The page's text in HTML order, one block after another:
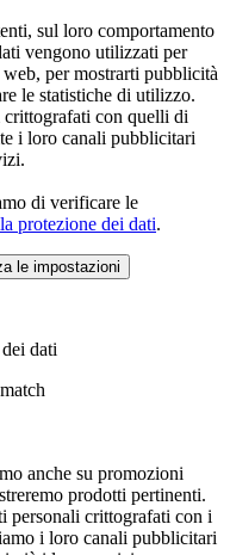
sul loro comportamento
vengono utilizzati per
per mostrarti pubblicità
le statistiche di utilizzo.
con quelli di
i loro canali pubblicitari
di verificare le
protezione dei dati.
le impostazioni
dati
anche su promozioni
prodotti pertinenti.
personali crittografati con i
i loro canali pubblicitari